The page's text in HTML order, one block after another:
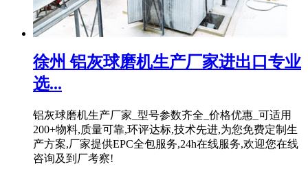
徐州 铝灰球磨机生产厂家进出口专业
选...
铝灰球磨机生产厂家_型号参数齐全_价格优惠_可适用
200+物料,质量可靠,环评达标,技术先进,为您免费定制生
产方案,厂家提供EPC全包服务,24h在线服务,欢迎您在线
咨询及到厂考察!